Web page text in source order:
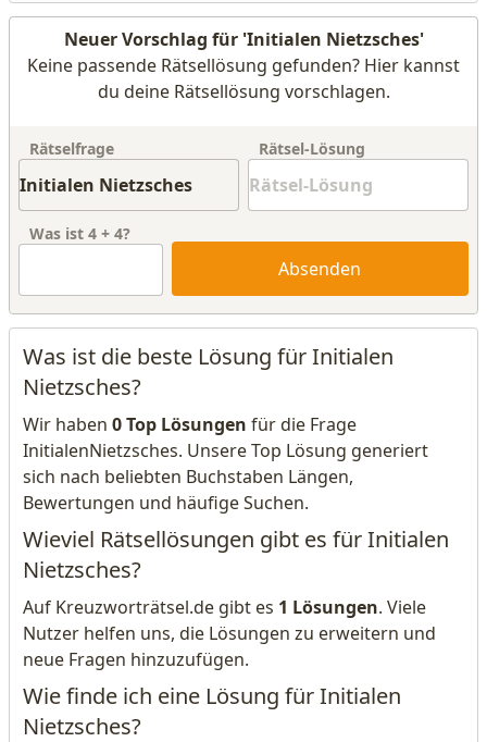
Neuer Vorschlag für 'Initialen Nietzsches'
Keine passende Rätsellösung gefunden? Hier kannst
du deine Rätsellösung vorschlagen.
Rätselfrage Rätsel-Lösung
Was ist 4 + 4?
Absenden
Was ist die beste Lösung für Initialen
Nietzsches?
Wir haben 0 Top Lösungen für die Frage
InitialenNietzsches. Unsere Top Lösung generiert
sich nach beliebten Buchstaben Längen,
Bewertungen und häufige Suchen.
Wieviel Rätsellösungen gibt es für Initialen
Nietzsches?
Auf Kreuzworträtsel.de gibt es 1 Lösungen. Viele
Nutzer helfen uns, die Lösungen zu erweitern und
neue Fragen hinzuzufügen.
Wie finde ich eine Lösung für Initialen
Nietzsches?